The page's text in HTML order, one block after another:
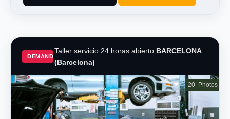
DEMAND
Taller servicio 24 horas abiertoBARCELONA
(Barcelona)
20 Photos